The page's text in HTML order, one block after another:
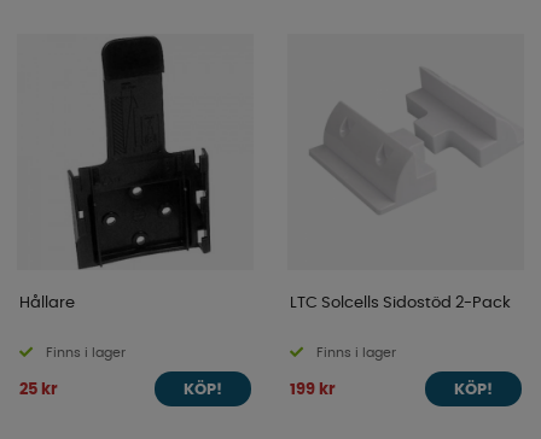
Hållare
Finns i lager
25 kr KÖP!
LTC Solcells Sidostöd 2-Pack
Finns i lager
199 kr KÖP!